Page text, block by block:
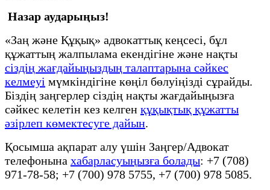
Назар аударыңыз!
«Заң және Құқық» адвокаттық кеңсесі, бұл
құжаттың жалпылама екендігіне және нақты
сіздің жағдайыңыздың талаптарына сәйкес
келмеуі мүмкіндігіне көңіл бөлуіңізді сұрайды.
Біздің заңгерлер сіздің нақты жағдайыңызға
сәйкес келетін кез келген құқықтық құжатты
әзірлеп көмектесуге дайын.
Қосымша ақпарат алу үшін Заңгер/Адвокат
телефонына хабарласуыңызға болады: +7 (708)
971-78-58; +7 (700) 978 5755, +7 (700) 978 5085.